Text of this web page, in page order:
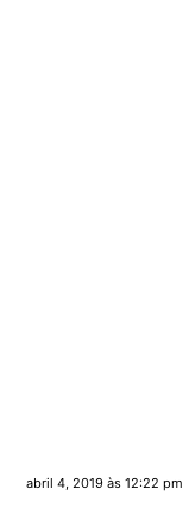
abril 4, 2019 às 12:22 pm